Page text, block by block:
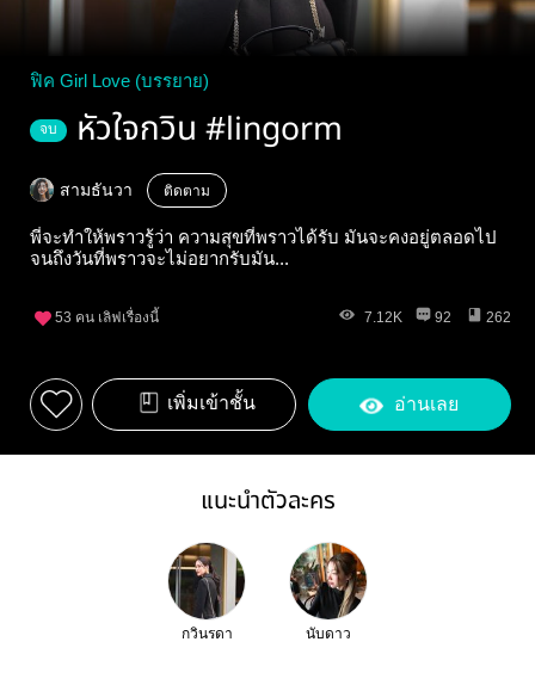
ฟิค Girl Love (บรรยาย)
จบ หัวใจกวิน #lingorm
สามธันวา ติดตาม
พี่จะทำให้พราวรู้ว่า ความสุขที่พราวได้รับ มันจะคงอยู่ตลอดไป
จนถึงวันที่พราวจะไม่อยากรับมัน...
53 คน เลิฟเรื่องนี้ 7.12K 92 262
เพิ่มเข้าชั้น อ่านเลย
แนะนำตัวละคร
กวินรดา นับดาว